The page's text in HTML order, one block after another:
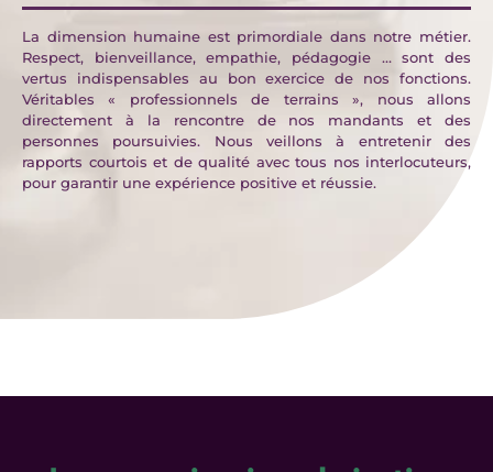
La dimension humaine est primordiale dans notre métier.
Respect, bienveillance, empathie, pédagogie … sont des
vertus indispensables au bon exercice de nos fonctions.
Véritables « professionnels de terrains », nous allons
directement à la rencontre de nos mandants et des
personnes poursuivies. Nous veillons à entretenir des
rapports courtois et de qualité avec tous nos interlocuteurs,
pour garantir une expérience positive et réussie.